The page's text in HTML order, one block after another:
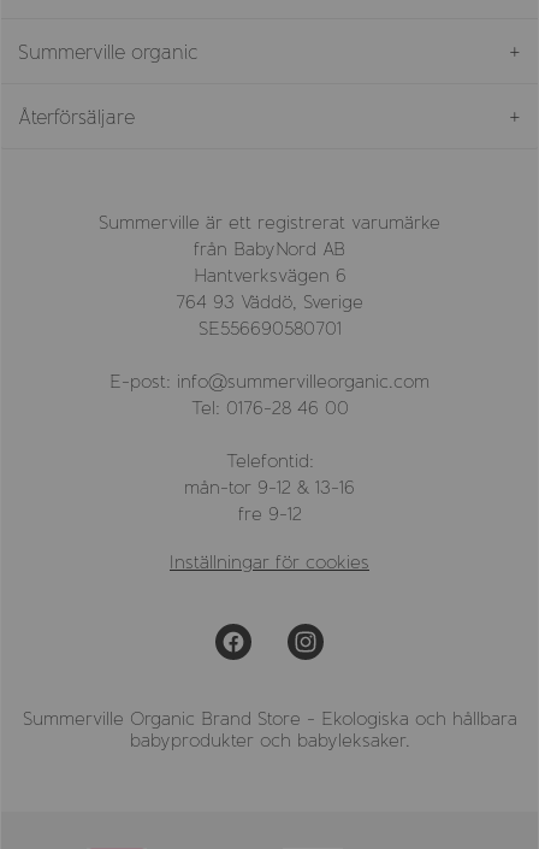
Summerville organic
Återförsäljare
Summerville är ett registrerat varumärke
från BabyNord AB
Hantverksvägen 6
764 93 Väddö, Sverige
SE556690580701
E-post: info@summervilleorganic.com
Tel: 0176-28 46 00
Telefontid:
mån-tor 9-12 & 13-16
fre 9-12
Inställningar för cookies
Summerville Organic Brand Store - Ekologiska och hållbara
babyprodukter och babyleksaker.